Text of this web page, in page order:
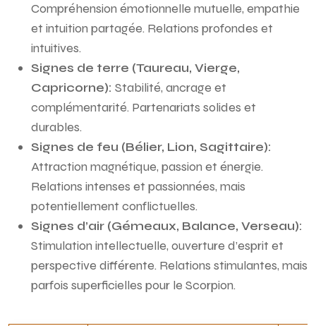
Compréhension émotionnelle mutuelle, empathie
et intuition partagée. Relations profondes et
intuitives.
Signes de terre (Taureau, Vierge,
Capricorne): Stabilité, ancrage et
complémentarité. Partenariats solides et
durables.
Signes de feu (Bélier, Lion, Sagittaire):
Attraction magnétique, passion et énergie.
Relations intenses et passionnées, mais
potentiellement conflictuelles.
Signes d’air (Gémeaux, Balance, Verseau):
Stimulation intellectuelle, ouverture d’esprit et
perspective différente. Relations stimulantes, mais
parfois superficielles pour le Scorpion.